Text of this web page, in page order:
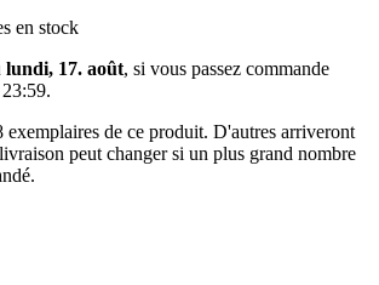
en stock
17. août, si vous passez commande
.
exemplaires de ce produit. D'autres arriveront
peut changer si un plus grand nombre